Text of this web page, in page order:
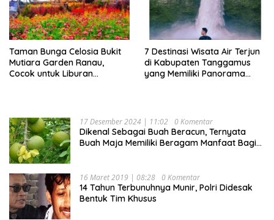
Taman Bunga Celosia Bukit
Mutiara Garden Ranau,
Cocok untuk Liburan
7 Destinasi Wisata Air Terjun
di Kabupaten Tanggamus
yang Memiliki Panorama
17 Desember 2024 | 11:02 0 Komentar
Dikenal Sebagai Buah Beracun, Ternyata
Buah Maja Memiliki Beragam Manfaat Bagi
16 Maret 2019 | 08:28 0 Komentar
14 Tahun Terbunuhnya Munir, Polri Didesak
Bentuk Tim Khusus